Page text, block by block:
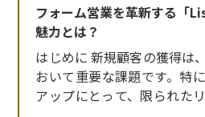
フォーム営業を革新する「
魅力とは？
はじめに 新規顧客の獲得は
おいて重要な課題です。特
アップにとって、限られた